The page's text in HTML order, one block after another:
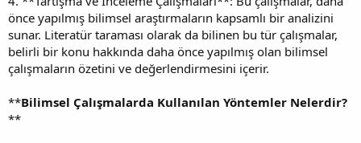
önce yapılmış bilimsel araştırmaların kapsamlı bir analizini
sunar. Literatür taraması olarak da bilinen bu tür çalışmalar,
belirli bir konu hakkında daha önce yapılmış olan bilimsel
çalışmaların özetini ve değerlendirmesini içerir.
**Bilimsel Çalışmalarda Kullanılan Yöntemler Nelerdir?
**